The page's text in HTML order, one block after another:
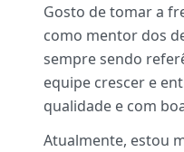
Gosto de tomar a
como mentor dos
sempre sendo
equipe crescer e
qualidade e com
Atualmente, estou